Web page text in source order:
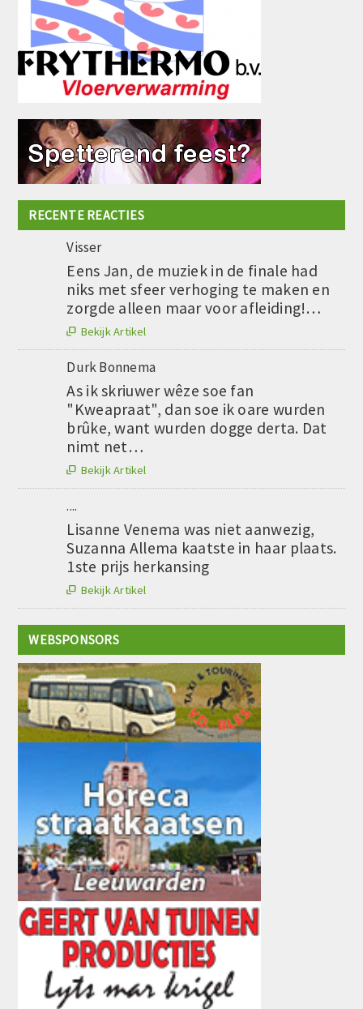
RECENTE REACTIES
Visser
Eens Jan, de muziek in de finale had
niks met sfeer verhoging te maken en
zorgde alleen maar voor afleiding!…
 Bekijk Artikel
Durk Bonnema
As ik skriuwer wêze soe fan
"Kweapraat", dan soe ik oare wurden
brûke, want wurden dogge derta. Dat
nimt net…
 Bekijk Artikel
....
Lisanne Venema was niet aanwezig,
Suzanna Allema kaatste in haar plaats.
1ste prijs herkansing
 Bekijk Artikel
WEBSPONSORS